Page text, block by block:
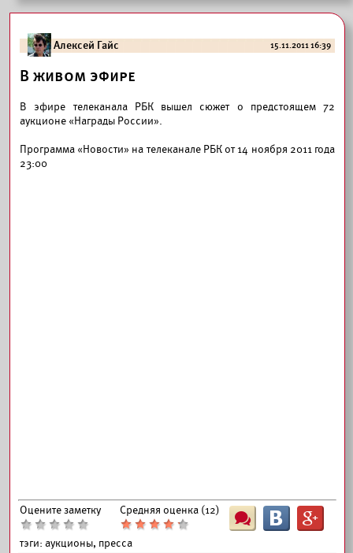
Алексей Гайс 15.11.2011 16:39
В живом эфире
В эфире телеканала РБКвышел сюжет о предстоящем 72
аукционе «Награды России».
Программа «Новости» на телеканале РБК от 14 ноября 2011 года
23:00
Оцените заметку Средняя оценка (12)
тэги: аукционы, пресса
Ш B G